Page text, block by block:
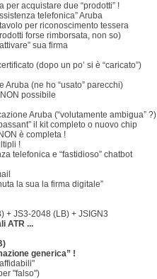
per acquistare due “prodotti” !
telefonica” Aruba
per riconoscimento tessera
forse rimborsata, non so)
sua firma
(dopo un po’ si è “caricato”)
(ne ho “usato” parecchi)
possibile
Aruba (“volutamente ambigua” ?)
il kit completo o nuovo chip
è completa !
!
telefonica e “fastidioso” chatbot
la sua la firma digitale”
+ JS3-2048 (LB) + JSIGN3
ATR ...
generica” !
"falso")